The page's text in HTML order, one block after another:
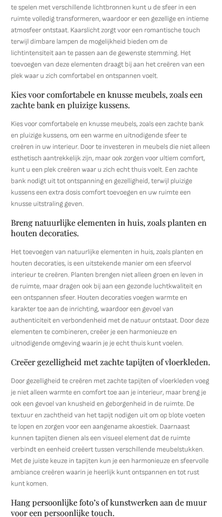
te spelen met verschillende lichtbronnen kunt u de sfeer in een
ruimte volledig transformeren, waardoor er een gezellige en intieme
atmosfeer ontstaat. Kaarslicht zorgt voor een romantische touch
terwijl dimbare lampen de mogelijkheid bieden om de
lichtintensiteit aan te passen aan de gewenste stemming. Het
toevoegen van deze elementen draagt bij aan het creëren van een
plek waar u zich comfortabel en ontspannen voelt.
Kies voor comfortabele en knusse meubels, zoals een
zachte bank en pluizige kussens.
Kies voor comfortabele en knusse meubels, zoals een zachte bank
en pluizige kussens, om een warme en uitnodigende sfeer te
creëren in uw interieur. Door te investeren in meubels die niet alleen
esthetisch aantrekkelijk zijn, maar ook zorgen voor ultiem comfort,
kunt u een plek creëren waar u zich echt thuis voelt. Een zachte
bank nodigt uit tot ontspanning en gezelligheid, terwijl pluizige
kussens een extra dosis comfort toevoegen en uw ruimte een
knusse uitstraling geven.
Breng natuurlijke elementen in huis, zoals planten en
houten decoraties.
Het toevoegen van natuurlijke elementen in huis, zoals planten en
houten decoraties, is een uitstekende manier om een sfeervol
interieur te creëren. Planten brengen niet alleen groen en leven in
de ruimte, maar dragen ook bij aan een gezonde luchtkwaliteit en
een ontspannen sfeer. Houten decoraties voegen warmte en
karakter toe aan de inrichting, waardoor een gevoel van
authenticiteit en verbondenheid met de natuur ontstaat. Door deze
elementen te combineren, creëer je een harmonieuze en
uitnodigende omgeving waarin je je echt thuis kunt voelen.
Creëer gezelligheid met zachte tapijten of vloerkleden.
Door gezelligheid te creëren met zachte tapijten of vloerkleden voeg
je niet alleen warmte en comfort toe aan je interieur, maar breng je
ook een gevoel van knusheid en geborgenheid in de ruimte. De
textuur en zachtheid van het tapijt nodigen uit om op blote voeten
te lopen en zorgen voor een aangename akoestiek. Daarnaast
kunnen tapijten dienen als een visueel element dat de ruimte
verbindt en eenheid creëert tussen verschillende meubelstukken.
Met de juiste keuze in tapijten kun je een harmonieuze en sfeervolle
ambiance creëren waarin je heerlijk kunt ontspannen en tot rust
kunt komen.
Hang persoonlijke foto’s of kunstwerken aan de muur
voor een persoonlijke touch.